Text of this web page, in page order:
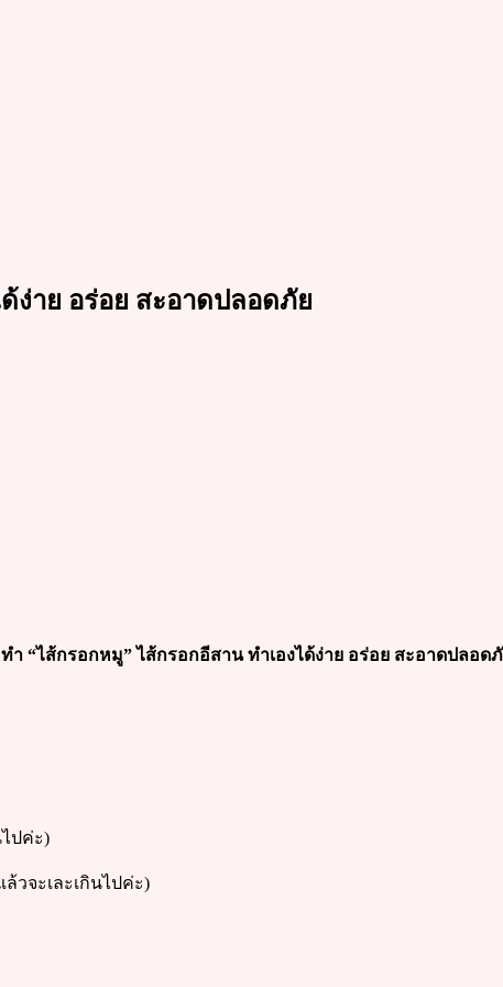
ง่าย อร่อย สะอาดปลอดภัย
ทำ “ไส้กรอกหมู” ไส้กรอกอีสาน ทำเองได้ง่าย อร่อย สะอาดปลอด
ปค่ะ)
วจะเละเกินไปค่ะ)